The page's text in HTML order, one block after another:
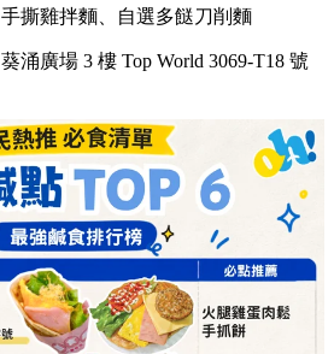
手撕雞拌麵、自選多餸刀削麵
葵涌廣場 3 樓 Top World 3069-T18 號